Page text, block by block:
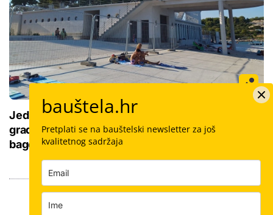
Jedno od najpoznatijih kupališta u Istri i dalje
gradilište: Kupače ne smeta, brćkaju se ispred
bagera
bauštela.hr
Pretplati se na bauštelski newsletter za još
kvalitetnog sadržaja